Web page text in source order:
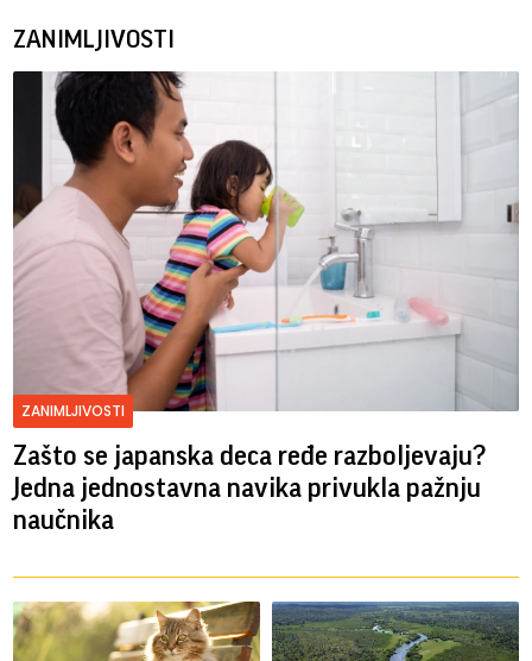
ZANIMLJIVOSTI
ZANIMLJIVOSTI
Zašto se japanska deca ređe razboljevaju?
Jedna jednostavna navika privukla pažnju
naučnika